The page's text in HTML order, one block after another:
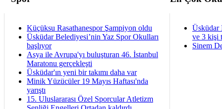
Küçüksu Rasathanespor Şampiyon oldu
Üsküdar Belediyesi’nin Yaz Spor Okulları
başlıyor
Asya ile Avrupa'yı buluşturan 46. İstanbul
Maratonu gerçekleşti
Üsküdar'ın yeni bir takımı daha var
Minik Yüzücüler 19 Mayıs Haftası'nda
yarıştı
15. Uluslararası Özel Sporcular Atletizm
Üsküdar
ve 3 kişi
Sinem